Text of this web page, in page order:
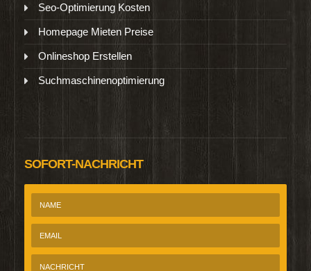
Seo-Optimierung Kosten
Homepage Mieten Preise
Onlineshop Erstellen
Suchmaschinenoptimierung
SOFORT-NACHRICHT